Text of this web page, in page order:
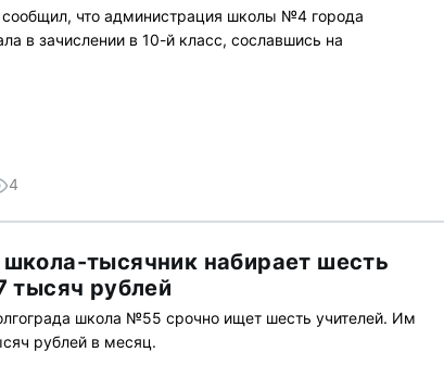
сообщил, что администрация школы №4 города
в зачислении в 10-й класс, сославшись на
4
школа-тысячник набирает шесть
тысяч рублей
школа №55 срочно ищет шесть учителей. Им
рублей в месяц.